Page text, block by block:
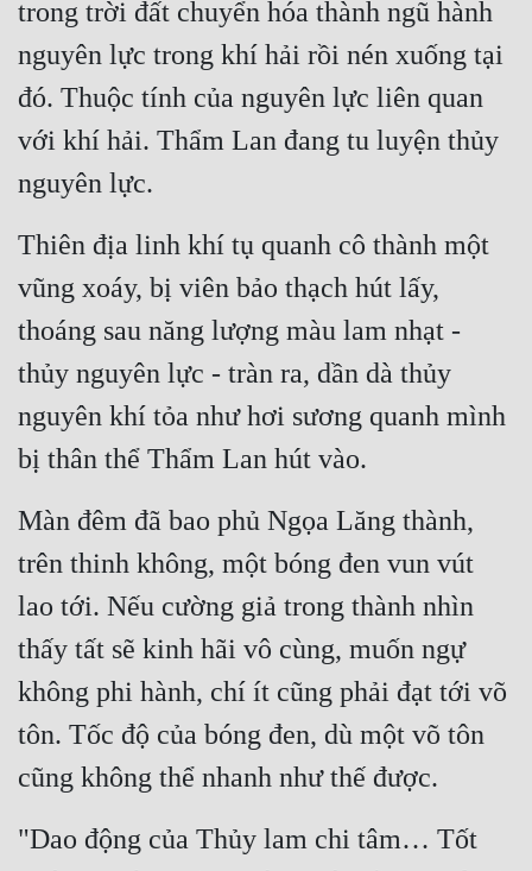
Đô Thị
Đông Phương
Đông Phương Huyền Huyễn
Cẩu Đạo Trường Sinh
Ngự Thú
Truyện Nam
Truyện Nữ
Vô Địch Lưu
Đam Mỹ
Đẹp
Tính Cách Nhân Vật :
Cơ Trí
Sát Phạt Quyết Đoán
Vô Sỉ
trong trời đất chuyển hóa thành ngũ hành
nguyên lực trong khí hải rồi nén xuống tại
đó. Thuộc tính của nguyên lực liên quan
với khí hải. Thẩm Lan đang tu luyện thủy
nguyên lực.
Thiên địa linh khí tụ quanh cô thành một
vũng xoáy, bị viên bảo thạch hút lấy,
thoáng sau năng lượng màu lam nhạt -
thủy nguyên lực - tràn ra, dần dà thủy
nguyên khí tỏa như hơi sương quanh mình
bị thân thể Thẩm Lan hút vào.
Màn đêm đã bao phủ Ngọa Lăng thành,
trên thinh không, một bóng đen vun vút
lao tới. Nếu cường giả trong thành nhìn
thấy tất sẽ kinh hãi vô cùng, muốn ngự
không phi hành, chí ít cũng phải đạt tới võ
tôn. Tốc độ của bóng đen, dù một võ tôn
cũng không thể nhanh như thế được.
"Dao động của Thủy lam chi tâm… Tốt